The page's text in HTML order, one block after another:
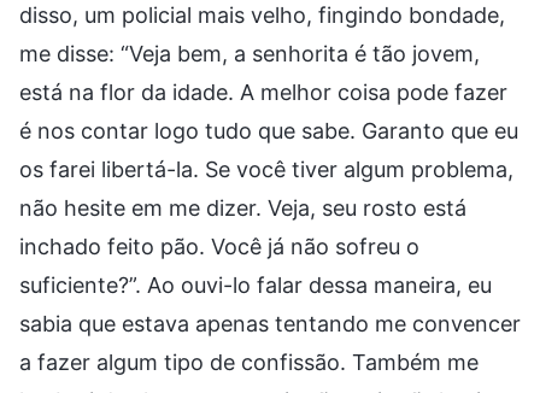
disso, um policial mais velho, fingindo bondade,
me disse: “Veja bem, a senhorita é tão jovem,
está na flor da idade. A melhor coisa pode fazer
é nos contar logo tudo que sabe. Garanto que eu
os farei libertá-la. Se você tiver algum problema,
não hesite em me dizer. Veja, seu rosto está
inchado feito pão. Você já não sofreu o
suficiente?”. Ao ouvi-lo falar dessa maneira, eu
sabia que estava apenas tentando me convencer
a fazer algum tipo de confissão. Também me